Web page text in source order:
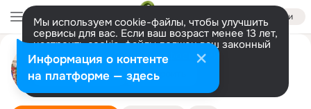
Войти
Мы используем cookie-файлы, чтобы улучшить
сервисы для вас. Если ваш возраст менее 13 лет,
настроить cookie-файлы должен ваш законный
представитель. Больше информации
Разрешить все Настроить
Мария Недорезова
Москва 19 марта (50 лет)
Информация о контенте
на платформе — здесь